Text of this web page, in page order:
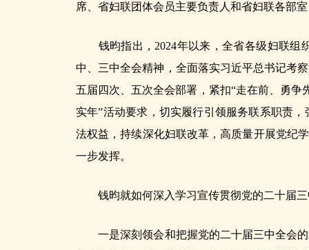
席、省妇联团体会员主要负责人和省妇联各部
钱昀指出，2024年以来，全省各级妇联组
中、三中全会精神，全面落实习近平总书记考
五届四次、五次全会部署，紧扣“走在前、勇争
实年”活动要求，切实履行引领服务联系职责
法权益，持续深化妇联改革，高质量开展党纪
一步发挥。
钱昀就如何深入学习宣传贯彻党的二十届三
一是深刻领会和把握党的二十届三中全会的